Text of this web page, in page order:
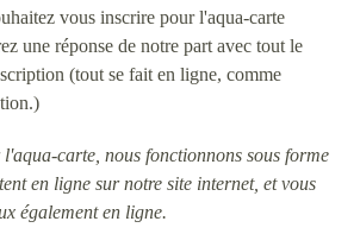
vous inscrire pour l'aqua-carte
une réponse de notre part avec tout le
(tout se fait en ligne, comme
carte, nous fonctionnons sous forme
en ligne sur notre site internet, et vous
également en ligne.